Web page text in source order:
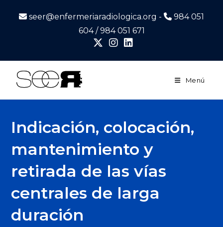
seer@enfermeriaradiologica.org -
984 051
604 / 984 051 671
Menú
Indicación, colocación,
mantenimiento y
retirada de las vías
centrales de larga
duración